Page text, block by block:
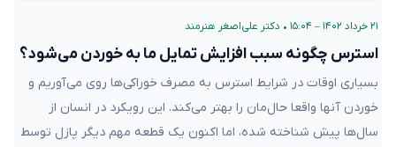
۲۱ خرداد ۱۴۰۲ – ۱۵:۰۴ • دکتر علی‌اصغر هنرمند
استرس چگونه سبب افزایش تمایل ما به خوردن می‌شود؟
بسیاری اوقات در شرایط استرس به مصرف خوراکی‌ها روی می‌آوریم و
خوردن آنها واقعا حال‌مان را بهتر می‌کند. این رویکرد در انسان از
سال‌ها پیش شناخته شده، اما اکنون یک قطعه مهم دیگر پازل توسط